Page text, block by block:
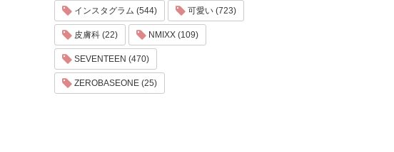
インスタグラム (544) 可愛い (723)
皮膚科 (22) NMIXX (109)
SEVENTEEN (470)
ZEROBASEONE (25)